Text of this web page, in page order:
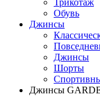
Обувь
Джинсы
Джинсы
Шорты
Джинсы